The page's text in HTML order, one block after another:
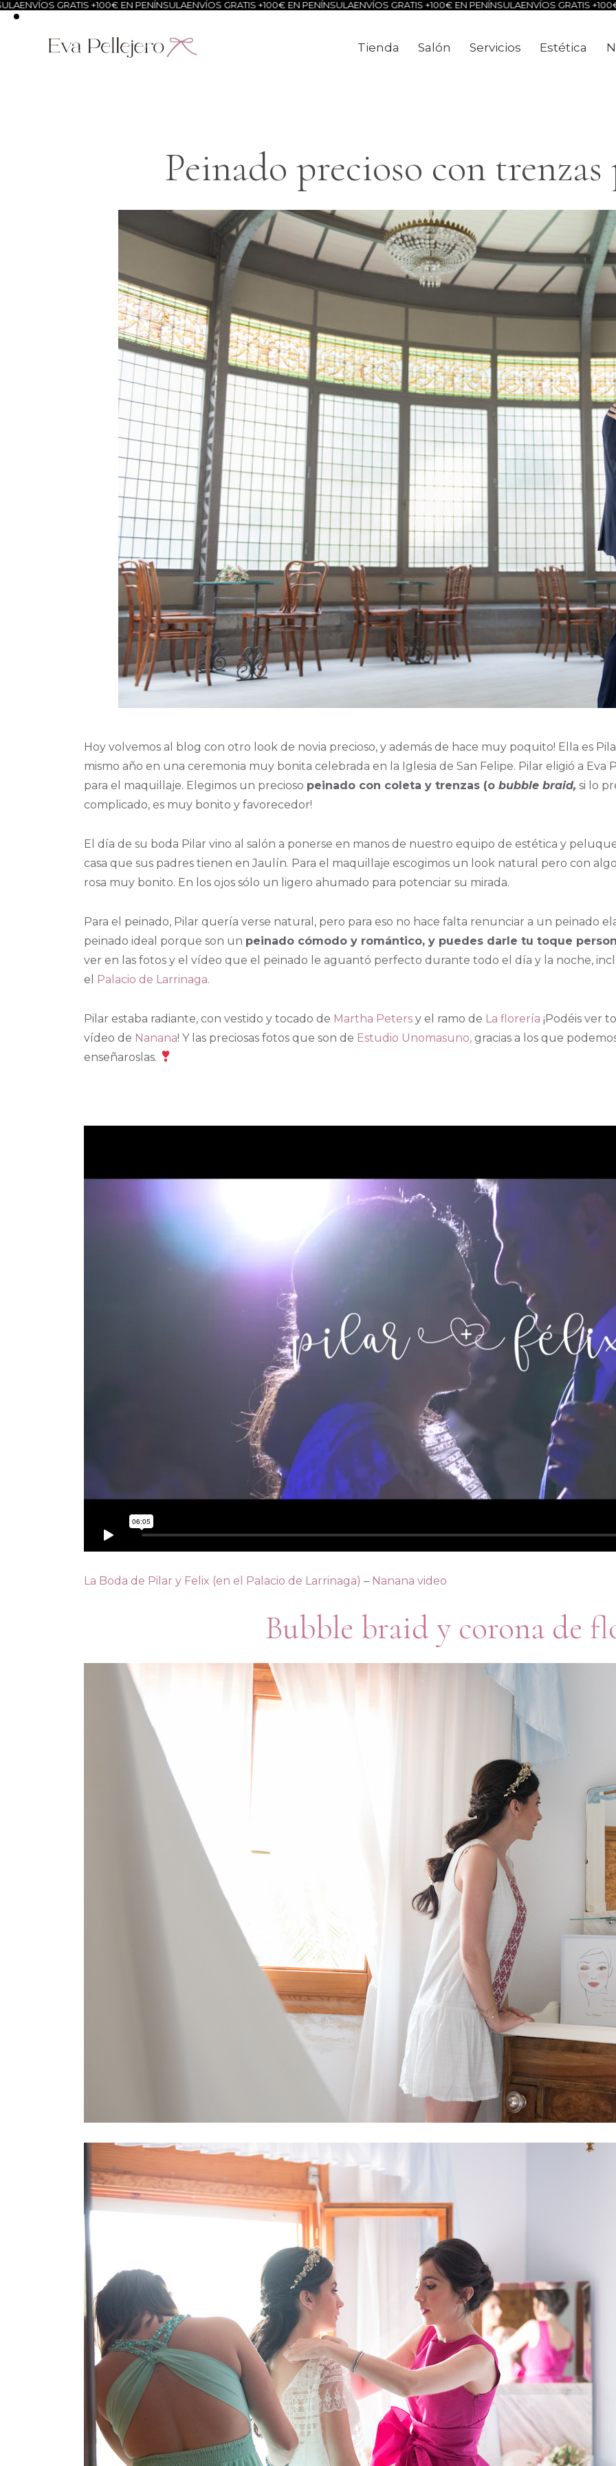
GRATIS +100€ EN PENÍNSULA ENVÍOS GRATIS +100€ EN PENÍNSULA ENVÍOS GRATIS +100€ EN PENÍNSULA ENVÍOS GRATIS +100€ EN
Tienda Salón Servicios Estética
Peinado precioso con
Hoy volvemos al blog con otro look de novia precioso, y además de hace muy poquito! Ella es
mismo año en una ceremonia muy bonita celebrada en la Iglesia de San Felipe. Pilar eligió a
para el maquillaje. Elegimos un precioso peinado con coleta y trenzas (o bubble braid, si lo
complicado, es muy bonito y favorecedor!
El día de su boda Pilar vino al salón a ponerse en manos de nuestro equipo de estética y
casa que sus padres tienen en Jaulín. Para el maquillaje escogimos un look natural pero con
rosa muy bonito. En los ojos sólo un ligero ahumado para potenciar su mirada.
Para el peinado, Pilar quería verse natural, pero para eso no hace falta renunciar a un peinado
peinado ideal porque son un peinado cómodo y romántico, y puedes darle tu toque
ver en las fotos y el vídeo que el peinado le aguantó perfecto durante todo el día y la noche,
el Palacio de Larrinaga.
Pilar estaba radiante, con vestido y tocado de Martha Peters y el ramo de La florería ¡Podéis ver
vídeo de Nanana! Y las preciosas fotos que son de Estudio Unomasuno, gracias a los que
enseñaroslas.
La Boda de Pilar y Felix (en el Palacio de Larrinaga) – Nanana video
Bubble braid y corona de